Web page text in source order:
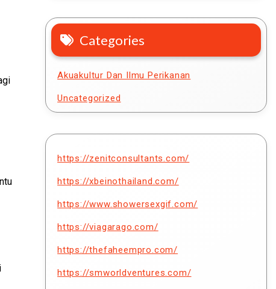
Categories
Akuakultur Dan Ilmu Perikanan
Uncategorized
https://zenitconsultants.com/
https://xbeinothailand.com/
https://www.showersexgif.com/
https://viagarago.com/
https://thefaheempro.com/
https://smworldventures.com/